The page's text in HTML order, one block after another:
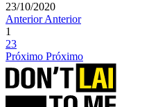
23/10/2020
AnteriorAnterior
1
23
Próximo Próximo